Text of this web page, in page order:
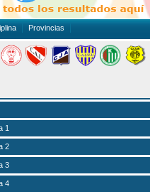
Provincias
1
2
3
4